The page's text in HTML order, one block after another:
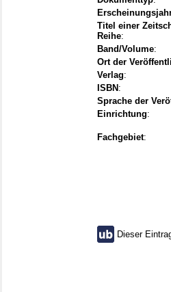
Titel einer
Reihe:
Band/Volume:
Ort der
Verlag:
ISBN :
Sprache der
Einrichtung:
Fachgebiet:
Dieser